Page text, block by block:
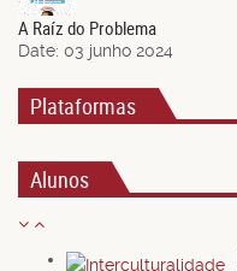
A Raíz do Problema
Date: 03 junho 2024
Plataformas
Alunos